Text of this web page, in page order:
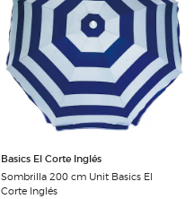
Basics El Corte Inglés
Sombrilla 200 cm Unit Basics El
Corte Inglés